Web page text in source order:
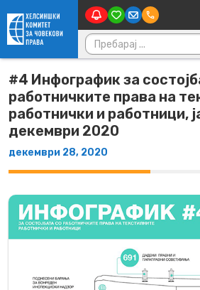
Skip to content
Пребарувај за:
#4 Инфографик за
работничките права на
работнички и работници,
декември 2020
декември 28, 2020